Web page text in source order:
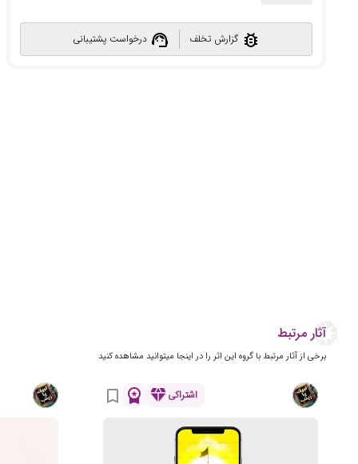
bug_report گزارش تخلف support_agent درخواست پشتیبانی
آثار مرتبط
برخی از آثار مرتبط با گروه این اثر را در اینجا میتوانید مشاهده کنید
اشتراکیdiamond
workspace_premium
bookmark_border